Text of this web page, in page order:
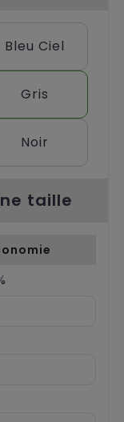
Bleu Ciel
Gris
Noir
taille